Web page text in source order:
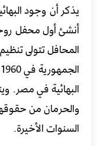
المحافل تتولى
البهائية في مصر.
والحرمان من
السنوات الأخيرة.